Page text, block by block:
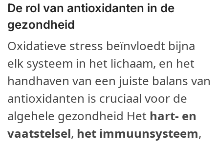
De rol van antioxidanten in de
gezondheid
Oxidatieve stress beïnvloedt bijna
elk systeem in het lichaam, en het
handhaven van een juiste balans van
antioxidanten is cruciaal voor de
algehele gezondheid Het hart- en
vaatstelsel, het immuunsysteem,